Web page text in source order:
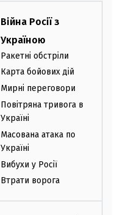
Війна Росії з
Україною
Ракетні обстріли
Карта бойових дій
Мирні переговори
Повітряна тривога в
Україні
Масована атака по
Україні
Вибухи у Росії
Втрати ворога